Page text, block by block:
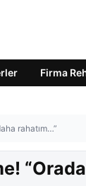
Firma
rahatım…”